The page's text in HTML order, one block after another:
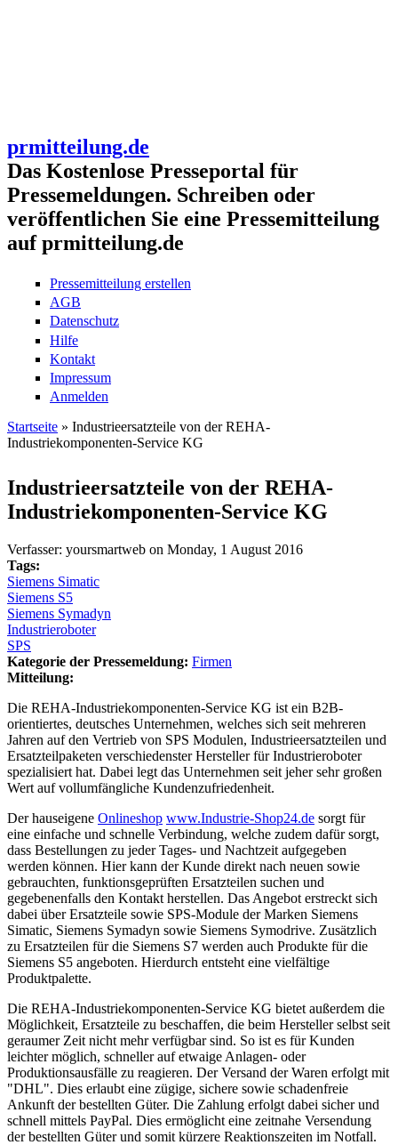
prmitteilung.de
Das Kostenlose Presseportal für
Pressemeldungen. Schreiben oder
veröffentlichen Sie eine Pressemitteilung
auf prmitteilung.de
Pressemitteilung erstellen
AGB
Datenschutz
Hilfe
Kontakt
Impressum
Anmelden
Sie sind hier
Startseite » Industrieersatzteile von der REHA-
Industriekomponenten-Service KG
Industrieersatzteile von der REHA-
Industriekomponenten-Service KG
Verfasser: yoursmartweb on Monday, 1 August 2016
Tags:
Siemens Simatic
Siemens S5
Siemens Symadyn
Industrieroboter
SPS
Kategorie der Pressemeldung: Firmen
Mitteilung:
Die REHA-Industriekomponenten-Service KG ist ein B2B-
orientiertes, deutsches Unternehmen, welches sich seit mehreren
Jahren auf den Vertrieb von SPS Modulen, Industrieersatzteilen und
Ersatzteilpaketen verschiedenster Hersteller für Industrieroboter
spezialisiert hat. Dabei legt das Unternehmen seit jeher sehr großen
Wert auf vollumfängliche Kundenzufriedenheit.
Der hauseigene Onlineshop www.Industrie-Shop24.de sorgt für
eine einfache und schnelle Verbindung, welche zudem dafür sorgt,
dass Bestellungen zu jeder Tages- und Nachtzeit aufgegeben
werden können. Hier kann der Kunde direkt nach neuen sowie
gebrauchten, funktionsgeprüften Ersatzteilen suchen und
gegebenenfalls den Kontakt herstellen. Das Angebot erstreckt sich
dabei über Ersatzteile sowie SPS-Module der Marken Siemens
Simatic, Siemens Symadyn sowie Siemens Symodrive. Zusätzlich
zu Ersatzteilen für die Siemens S7 werden auch Produkte für die
Siemens S5 angeboten. Hierdurch entsteht eine vielfältige
Produktpalette.
Die REHA-Industriekomponenten-Service KG bietet außerdem die
Möglichkeit, Ersatzteile zu beschaffen, die beim Hersteller selbst seit
geraumer Zeit nicht mehr verfügbar sind. So ist es für Kunden
leichter möglich, schneller auf etwaige Anlagen- oder
Produktionsausfälle zu reagieren. Der Versand der Waren erfolgt mit
"DHL". Dies erlaubt eine zügige, sichere sowie schadenfreie
Ankunft der bestellten Güter. Die Zahlung erfolgt dabei sicher und
schnell mittels PayPal. Dies ermöglicht eine zeitnahe Versendung
der bestellten Güter und somit kürzere Reaktionszeiten im Notfall.